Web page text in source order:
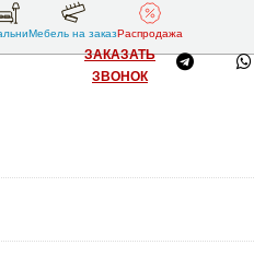
Мебель на заказРаспродажа
ЗАКАЗАТЬ
ЗВОНОК